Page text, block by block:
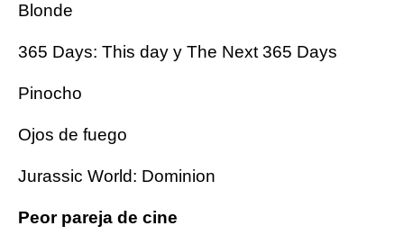
Blonde
365 Days: This day y The Next 365 Days
Pinocho
Ojos de fuego
Jurassic World: Dominion
Peor pareja de cine